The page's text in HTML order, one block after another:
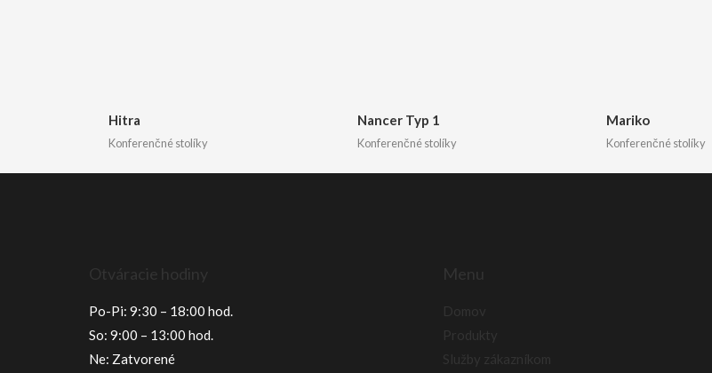
Hitra
Konferenčné stolíky
Nancer Typ 1
Konferenčné stolíky
Mariko
Konferenčné stolíky
Otváracie hodiny
Po-Pi: 9:30 – 18:00 hod.
So: 9:00 – 13:00 hod.
Ne: Zatvorené
Menu
Domov
Produkty
Služby zákazníkom